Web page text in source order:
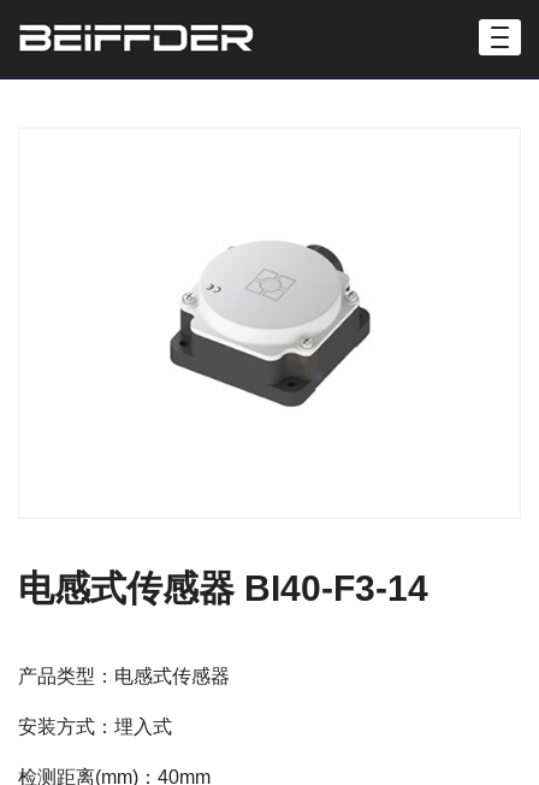
电感式传感器 BI40-F3-14
产品类型：电感式传感器
安装方式：埋入式
检测距离(mm)：40mm